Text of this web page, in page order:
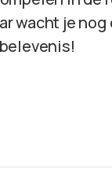
wacht je nog